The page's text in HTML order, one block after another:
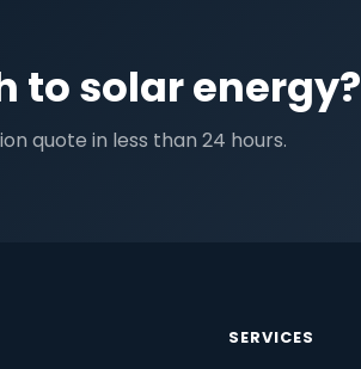
to solar energy?
quote in less than 24 hours.
SERVICES